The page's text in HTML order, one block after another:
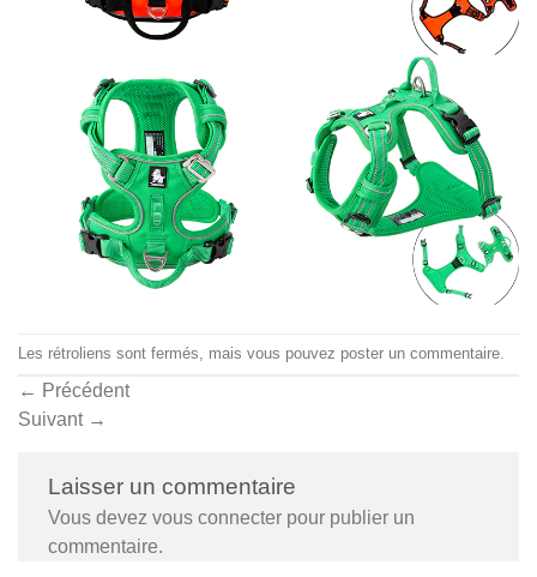
Les rétroliens sont fermés, mais vous pouvez poster un commentaire.
← Précédent
Suivant →
Laisser un commentaire
Vous devez vous connecter pour publier un
commentaire.